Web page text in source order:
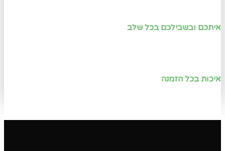
איתכם ובשבילכם בכל שלב
איכות בכל הזמנה